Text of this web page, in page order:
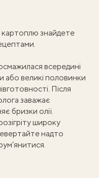
картоплю знайдете
всередині
або великі половинки
Після
заважає
бризки олії.
широку
надто